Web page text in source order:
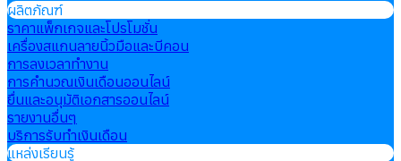
ผลิตภัณฑ์
ราคาแพ็กเกจและโปรโมชั่น
เครื่องสแกนลายนิ้วมือและบีคอน
การลงเวลาทำงาน
การคำนวณเงินเดือนออนไลน์
ยื่นและอนุมัติเอกสารออนไลน์
รายงานอื่นๆ
บริการรับทำเงินเดือน
แหล่งเรียนรู้